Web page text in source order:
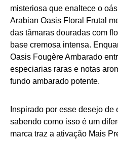
misteriosa que enaltece o
Arabian Oasis Floral Frutal
das tâmaras douradas com
base cremosa intensa.
Oasis Fougère Ambarado
especiarias raras e notas
fundo ambarado potente.
Inspirado por esse desejo
sabendo como isso é um
marca traz a ativação Mais